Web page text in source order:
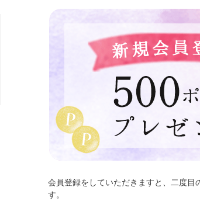
会員登録をしていただきますと、二度目
す。